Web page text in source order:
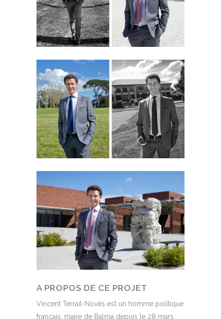
A PROPOS DE CE PROJET
Vincent Terrail-Novès est un homme politique
français, maire de Balma depuis le 28 mars